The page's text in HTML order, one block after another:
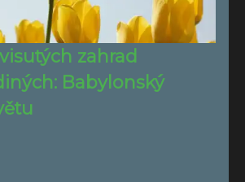
zahrad
Babylonský